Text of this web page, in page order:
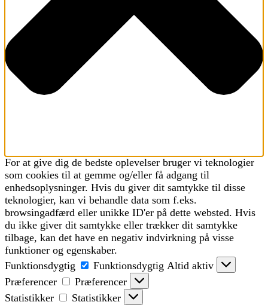
For at give dig de bedste oplevelser bruger vi teknologier
som cookies til at gemme og/eller få adgang til
enhedsoplysninger. Hvis du giver dit samtykke til disse
teknologier, kan vi behandle data som f.eks.
browsingadfærd eller unikke ID'er på dette websted. Hvis
du ikke giver dit samtykke eller trækker dit samtykke
tilbage, kan det have en negativ indvirkning på visse
funktioner og egenskaber.
Funktionsdygtig
Funktionsdygtig Altid aktiv
Præferencer
Præferencer
Statistikker
Statistikker